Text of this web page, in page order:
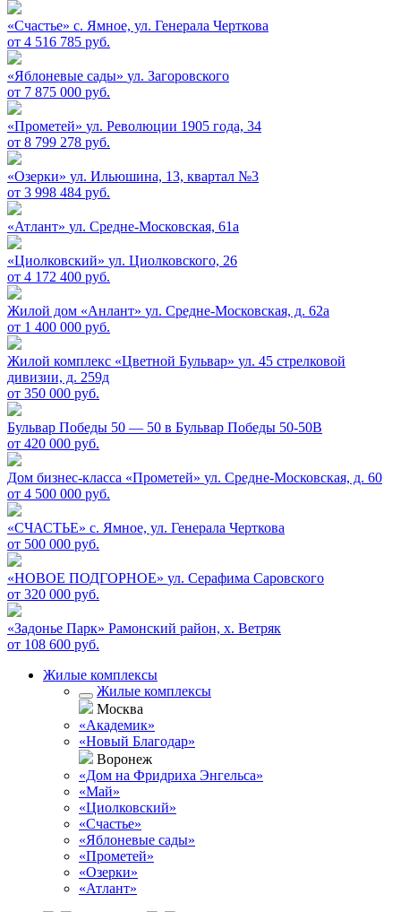
«Счастье» c. Ямное, ул. Генерала Черткова
от 4 516 785 руб.
«Яблоневые сады» ул. Загоровского
от 7 875 000 руб.
«Прометей» ул. Революции 1905 года, 34
от 8 799 278 руб.
«Озерки» ул. Ильюшина, 13, квартал №3
от 3 998 484 руб.
«Атлант» ул. Средне-Московская, 61а
«Циолковский» ул. Циолковского, 26
от 4 172 400 руб.
Жилой дом «Анлант» ул. Средне-Московская, д. 62а
от 1 400 000 руб.
Жилой комплекс «Цветной Бульвар» ул. 45 стрелковой
дивизии, д. 259д
от 350 000 руб.
Бульвар Победы 50 — 50 в Бульвар Победы 50-50В
от 420 000 руб.
Дом бизнес-класса «Прометей» ул. Средне-Московская, д. 60
от 4 500 000 руб.
«СЧАСТЬЕ» c. Ямное, ул. Генерала Черткова
от 500 000 руб.
«НОВОЕ ПОДГОРНОЕ» ул. Серафима Саровского
от 320 000 руб.
«Задонье Парк» Рамонский район, х. Ветряк
от 108 600 руб.
Жилые комплексы
Жилые комплексы
Москва
«Академик»
«Новый Благодар»
Воронеж
«Дом на Фридриха Энгельса»
«Май»
«Циолковский»
«Счастье»
«Яблоневые сады»
«Прометей»
«Озерки»
«Атлант»